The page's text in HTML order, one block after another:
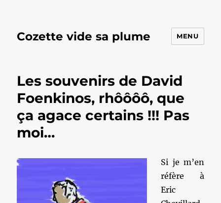
Cozette vide sa plume MENU
Les souvenirs de David
Foenkinos, rhôôôô, que
ça agace certains !!! Pas
moi…
Si je m’en
réfère à
Eric